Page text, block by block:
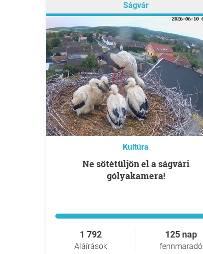
Ságvár
Kultúra
Ne sötétüljön el a ságvári
gólyakamera!
1 792
Aláírások
125 nap
fennmaradó